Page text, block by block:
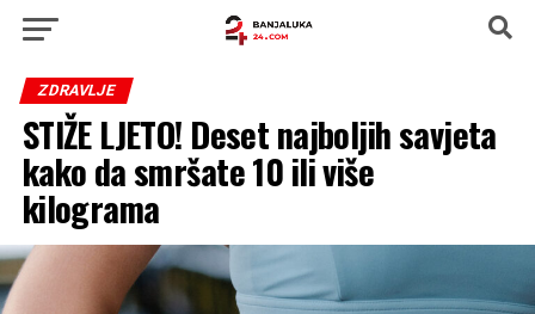
ZDRAVLJE
STIŽE LJETO! Deset najboljih savjeta
kako da smršate 10 ili više
kilograma